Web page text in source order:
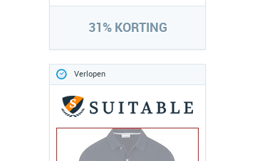
31% KORTING
Verlopen